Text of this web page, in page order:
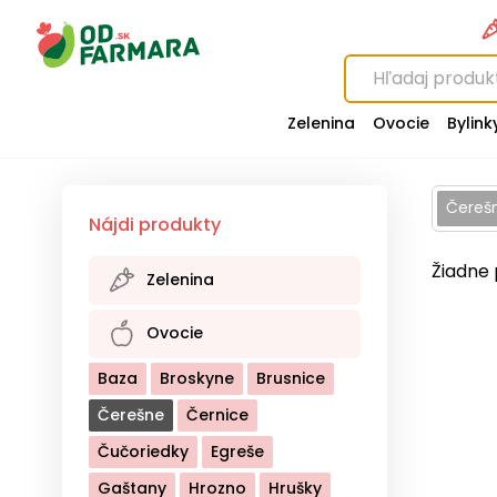
Zelenina Ovocie
Nájdi produkty
Zelenina
Baklažán
Brokolica
Cesnak
Cibuľa
Cuketa
Cvikla
Hríby
Kaleráb
Kapusta Biela
Kapusta Červená
Ovocie
Baza Broskyne
Brusnice
Čerešne
Černice
Čučoriedky
Egreše
Gaštany
Hrozno
Hrušky
Žiadne